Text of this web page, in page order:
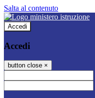
Salta al contenuto
Accedi
Accedi
button close ×